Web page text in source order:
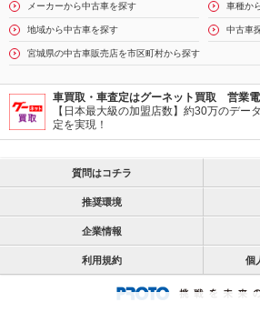
メーカーから中古車を探す 車種か
地域から中古車を探す 中古車
宮城県の中古車販売店を市区町村から探す
車買取・車査定はグーネット買取 営業
【日本最大級の加盟店数】約30万のデー
定を実現！
質問はコチラ
推奨環境
企業情報
利用規約 個